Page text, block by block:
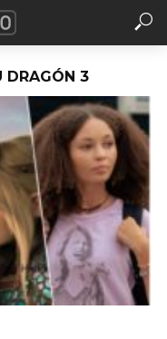
DRAGÓN 3